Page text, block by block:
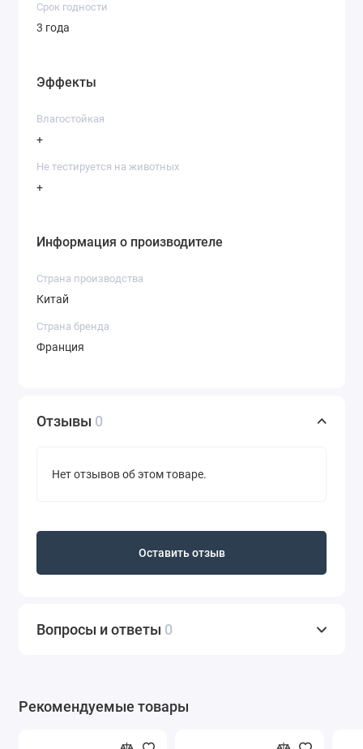
Срок годности
3 года
Эффекты
Влагостойкая
+
Не тестируется на животных
+
Информация о производителе
Страна производства
Китай
Страна бренда
Франция
Отзывы 0
Нет отзывов об этом товаре.
Оставить отзыв
Вопросы и ответы 0
Рекомендуемые товары